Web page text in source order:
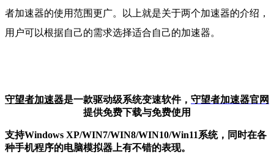
者加速器的使用范围更广。以上就是关于两个加速器的介绍，
用户可以根据自己的需求选择适合自己的加速器。
守望者加速器是一款驱动级系统变速软件， 守望者加速器官网
提供免费下载与免费使用
支持Windows XP/WIN7/WIN8/WIN10/Win11系统，同时在各
种手机程序的电脑模拟器上有不错的表现。